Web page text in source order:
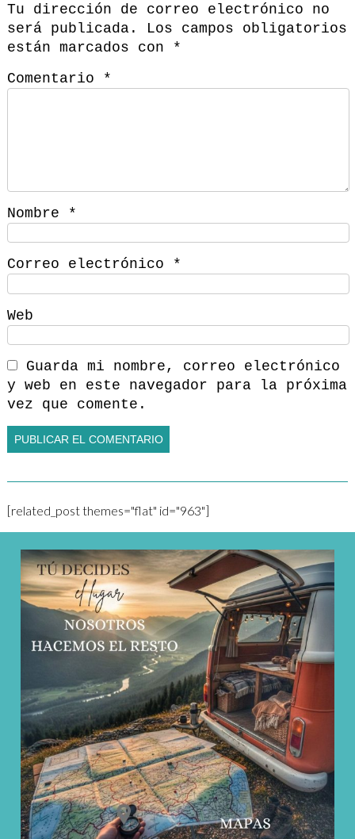
Tu dirección de correo electrónico no
será publicada.
Los campos obligatorios
están marcados con
*
Comentario
*
Nombre *
Correo electrónico *
Web
Guarda mi nombre, correo electrónico
y web en este navegador para la próxima
vez que comente.
[related_post themes="flat" id="963"]